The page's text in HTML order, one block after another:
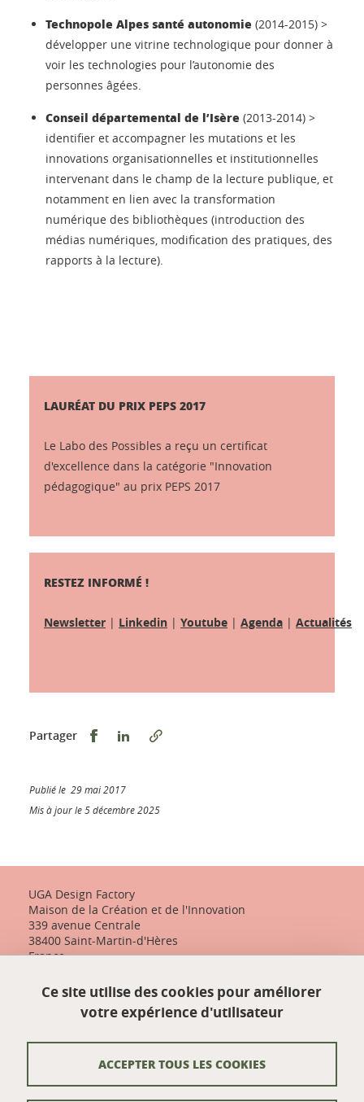
Technopole Alpes santé autonomie (2014-2015) >
développer une vitrine technologique pour donner à
voir les technologies pour l’autonomie des
personnes âgées.
Conseil départemental de l’Isère (2013-2014) >
identifier et accompagner les mutations et les
innovations organisationnelles et institutionnelles
intervenant dans le champ de la lecture publique, et
notamment en lien avec la transformation
numérique des bibliothèques (introduction des
médias numériques, modification des pratiques, des
rapports à la lecture).
LAURÉAT DU PRIX PEPS 2017
Le Labo des Possibles a reçu un certificat
d'excellence dans la catégorie "Innovation
pédagogique" au prix PEPS 2017
RESTEZ INFORMÉ !
Newsletter | Linkedin | Youtube | Agenda | Actualités
Partager Partager sur Facebook
Partager sur LinkedIn
Publié le 29 mai 2017
Mis à jour le 5 décembre 2025
UGA Design Factory
Maison de la Création et de l'Innovation
339 avenue Centrale
38400 Saint-Martin-d'Hères
France
+33 (0)4 57 04 10 55
designfactory-contact@univ-grenoble-alpes.fr
Nos actualités
Contact
Ce site utilise des cookies pour améliorer
votre expérience d'utilisateur
ACCEPTER TOUS LES COOKIES